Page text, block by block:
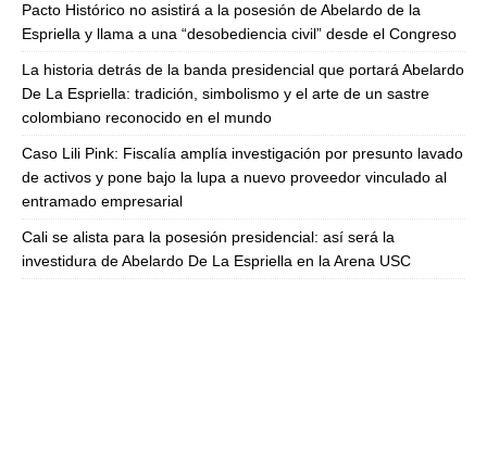
Pacto Histórico no asistirá a la posesión de Abelardo de la
Espriella y llama a una “desobediencia civil” desde el Congreso
La historia detrás de la banda presidencial que portará Abelardo
De La Espriella: tradición, simbolismo y el arte de un sastre
colombiano reconocido en el mundo
Caso Lili Pink: Fiscalía amplía investigación por presunto lavado
de activos y pone bajo la lupa a nuevo proveedor vinculado al
entramado empresarial
Cali se alista para la posesión presidencial: así será la
investidura de Abelardo De La Espriella en la Arena USC